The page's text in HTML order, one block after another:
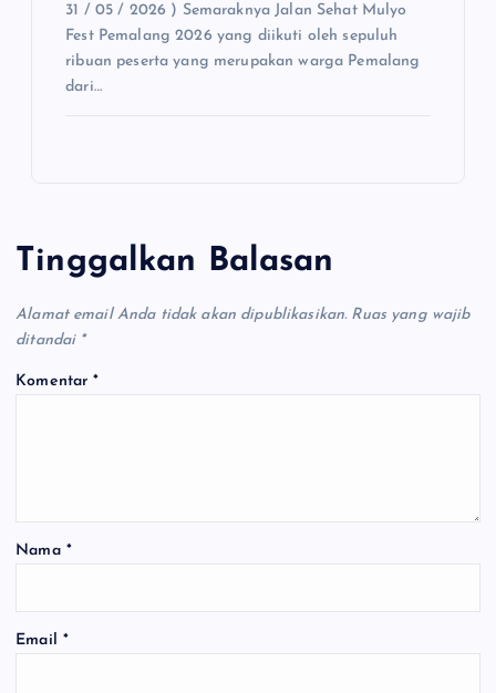
31 / 05 / 2026 ) Semaraknya Jalan Sehat Mulyo
Fest Pemalang 2026 yang diikuti oleh sepuluh
ribuan peserta yang merupakan warga Pemalang
dari…
Tinggalkan Balasan
Alamat email Anda tidak akan dipublikasikan. Ruas yang wajib
ditandai *
Komentar*
Nama *
Email *